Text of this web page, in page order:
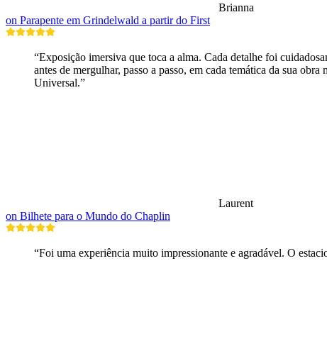
Brianna
on Parapente em Grindelwald a partir do First
“Exposição imersiva que toca a alma. Cada detalhe foi
antes de mergulhar, passo a passo, em cada temática da sua
Universal.”
Laurent
on Bilhete para o Mundo do Chaplin
“Foi uma experiência muito impressionante e agradável. O